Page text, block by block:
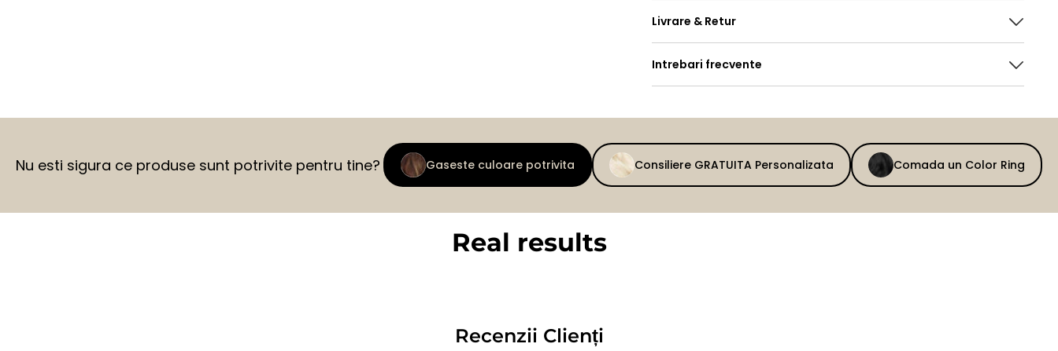
Livrare & Retur
Intrebari frecvente
Nu esti sigura ce produse sunt potrivite pentru tine? Gaseste culoare potrivita Consiliere GRATUITA Personalizata Comada un Color Ring
Real results
Recenzii Clienți